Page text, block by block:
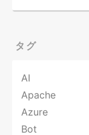
タグ
AI
Apache
Azure
Bot